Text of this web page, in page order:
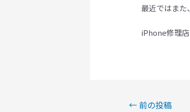
最近ではま
iPhone修理
←前の投稿